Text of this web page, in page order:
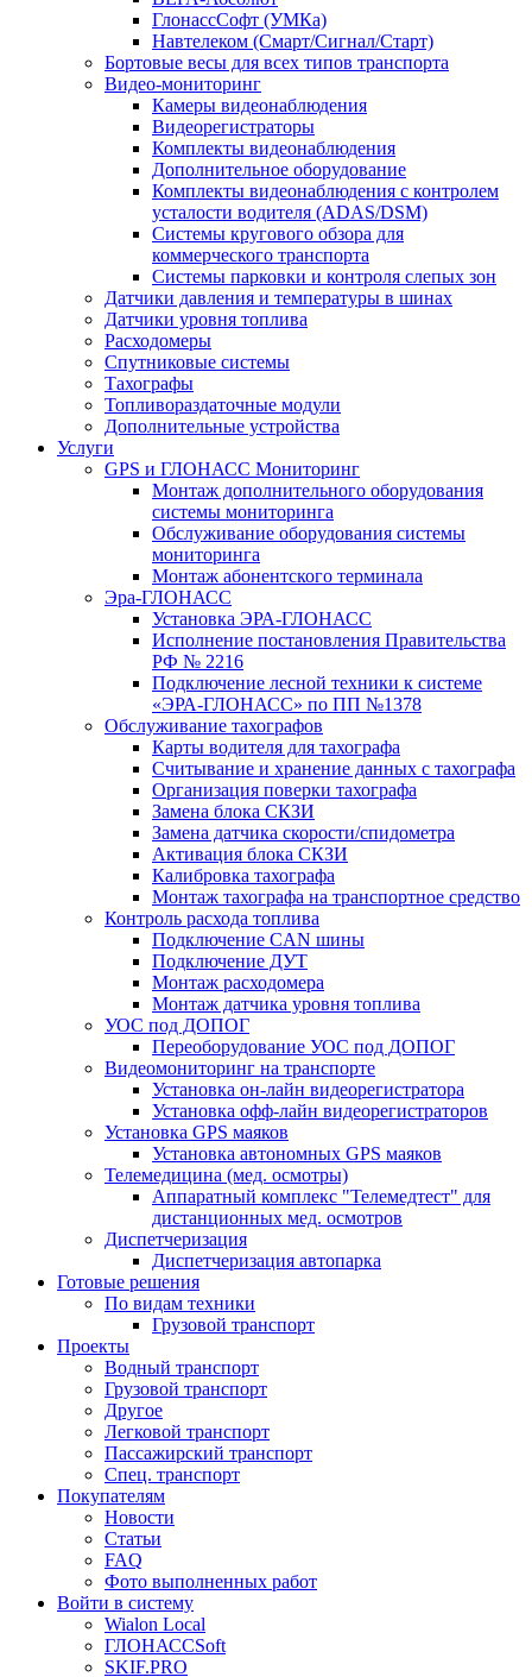
ГлонассСофт (УМКа)
Навтелеком (Смарт/Сигнал/Старт)
Бортовые весы для всех типов транспорта
Видео-мониторинг
Камеры видеонаблюдения
Видеорегистраторы
Комплекты видеонаблюдения
Дополнительное оборудование
Комплекты видеонаблюдения с контролем
усталости водителя (ADAS/DSM)
Системы кругового обзора для
коммерческого транспорта
Системы парковки и контроля слепых зон
Датчики давления и температуры в шинах
Датчики уровня топлива
Расходомеры
Спутниковые системы
Тахографы
Топливораздаточные модули
Дополнительные устройства
Услуги
GPS и ГЛОНАСС Мониторинг
Монтаж дополнительного оборудования
системы мониторинга
Обслуживание оборудования системы
мониторинга
Монтаж абонентского терминала
Эра-ГЛОНАСС
Установка ЭРА-ГЛОНАСС
Исполнение постановления Правительства
РФ № 2216
Подключение лесной техники к системе
«ЭРА-ГЛОНАСС» по ПП №1378
Обслуживание тахографов
Карты водителя для тахографа
Считывание и хранение данных с тахографа
Организация поверки тахографа
Замена блока СКЗИ
Замена датчика скорости/спидометра
Активация блока СКЗИ
Калибровка тахографа
Монтаж тахографа на транспортное средство
Контроль расхода топлива
Подключение CAN шины
Подключение ДУТ
Монтаж расходомера
Монтаж датчика уровня топлива
УОС под ДОПОГ
Переоборудование УОС под ДОПОГ
Видеомониторинг на транспорте
Установка он-лайн видеорегистратора
Установка офф-лайн видеорегистраторов
Установка GPS маяков
Установка автономных GPS маяков
Телемедицина (мед. осмотры)
Аппаратный комплекс "Телемедтест" для
дистанционных мед. осмотров
Диспетчеризация
Диспетчеризация автопарка
Готовые решения
По видам техники
Грузовой транспорт
Проекты
Водный транспорт
Грузовой транспорт
Другое
Легковой транспорт
Пассажирский транспорт
Спец. транспорт
Покупателям
Новости
Статьи
FAQ
Фото выполненных работ
Войти в систему
Wialon Local
ГЛОНАССSoft
SKIF.PRO